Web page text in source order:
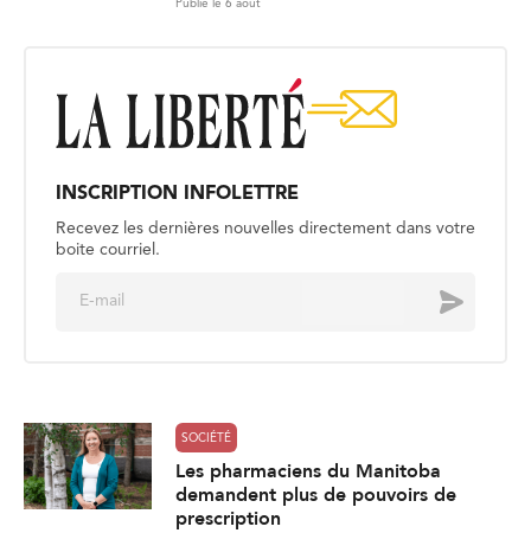
Publié le 6 août
INSCRIPTION INFOLETTRE
Recevez les dernières nouvelles directement dans votre
boite courriel.
Envoyer
SOCIÉTÉ
Les pharmaciens du Manitoba
demandent plus de pouvoirs de
prescription